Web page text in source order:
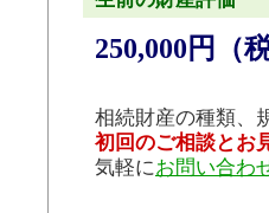
250,000円（
相続財産の種類、
初回のご相談とお
気軽にお問い合わ